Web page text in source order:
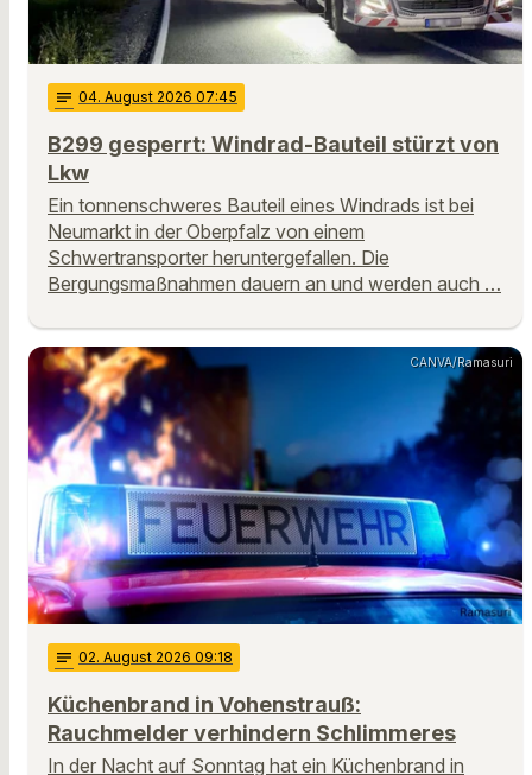
notes 04. August 2026 07:45
B299 gesperrt: Windrad-Bauteil stürzt von
Lkw
Ein tonnenschweres Bauteil eines Windrads ist bei
Neumarkt in der Oberpfalz von einem
Schwertransporter heruntergefallen. Die
Bergungsmaßnahmen dauern an und werden auch …
CANVA/Ramasuri
notes 02. August 2026 09:18
Küchenbrand in Vohenstrauß:
Rauchmelder verhindern Schlimmeres
In der Nacht auf Sonntag hat ein Küchenbrand in